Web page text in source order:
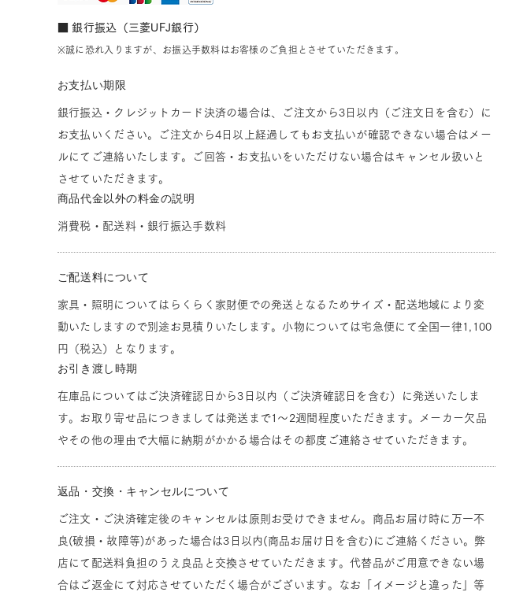
■ 銀行振込（三菱UFJ銀行）
※誠に恐れ入りますが、お振込手数料はお客様のご負担とさせていただきます。
お支払い期限
銀行振込・クレジットカード決済の場合は、ご注文から3日以内（ご注文日を含む）に
お支払いください。ご注文から4日以上経過してもお支払いが確認できない場合はメー
ルにてご連絡いたします。ご回答・お支払いをいただけない場合はキャンセル扱いと
させていただきます。
商品代金以外の料金の説明
消費税・配送料・銀行振込手数料
ご配送料について
家具・照明についてはらくらく家財便での発送となるためサイズ・配送地域により変
動いたしますので別途お見積りいたします。小物については宅急便にて全国一律1,100
円（税込）となります。
お引き渡し時期
在庫品についてはご決済確認日から3日以内（ご決済確認日を含む）に発送いたしま
す。お取り寄せ品につきましては発送まで1～2週間程度いただきます。メーカー欠品
やその他の理由で大幅に納期がかかる場合はその都度ご連絡させていただきます。
返品・交換・キャンセルについて
ご注文・ご決済確定後のキャンセルは原則お受けできません。商品お届け時に万一不
良(破損・故障等)があった場合は3日以内(商品お届け日を含む)にご連絡ください。弊
店にて配送料負担のうえ良品と交換させていただきます。代替品がご用意できない場
合はご返金にて対応させていただく場合がございます。なお「イメージと違った」等